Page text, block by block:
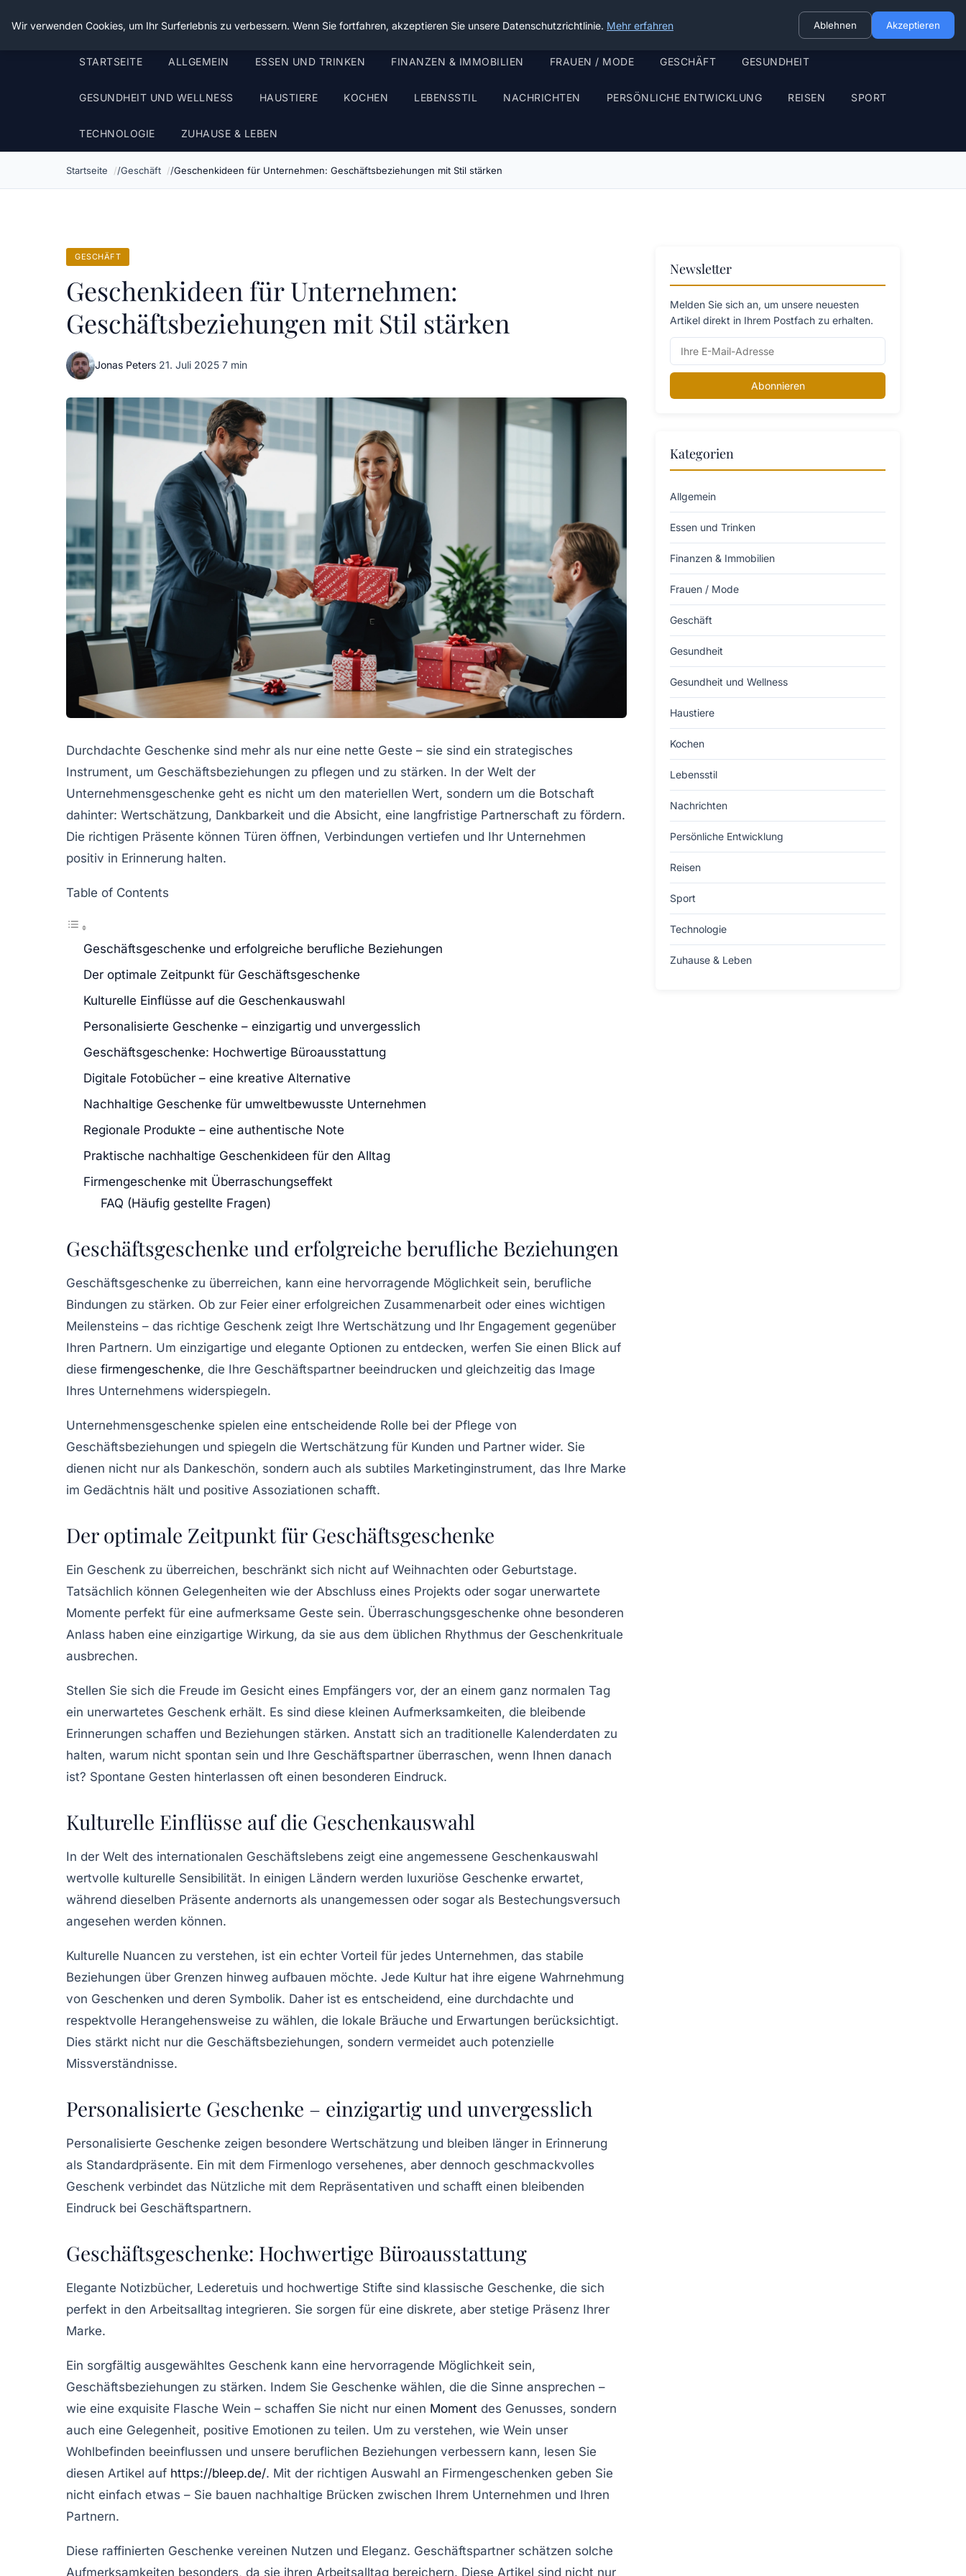
Die Schnitter
STARTSEITE ALLGEMEIN ESSEN UND TRINKEN FINANZEN & IMMOBILIEN FRAUEN / MODE GESCHÄFT GESUNDHEIT
GESUNDHEIT UND WELLNESS HAUSTIERE KOCHEN LEBENSSTIL NACHRICHTEN PERSÖNLICHE ENTWICKLUNG REISEN SPORT
TECHNOLOGIE ZUHAUSE & LEBEN
Startseite Geschäft Geschenkideen für Unternehmen: Geschäftsbeziehungen mit Stil stärken
GESCHÄFT
Geschenkideen für Unternehmen:
Geschäftsbeziehungen mit Stil stärken
Jonas Peters·21. Juli 2025·7 min
Durchdachte Geschenke sind mehr als nur eine nette Geste – sie sind ein strategisches
Instrument, um Geschäftsbeziehungen zu pflegen und zu stärken. In der Welt der
Unternehmensgeschenke geht es nicht um den materiellen Wert, sondern um die Botschaft
dahinter: Wertschätzung, Dankbarkeit und die Absicht, eine langfristige Partnerschaft zu fördern.
Die richtigen Präsente können Türen öffnen, Verbindungen vertiefen und Ihr Unternehmen
positiv in Erinnerung halten.
Table of Contents
Geschäftsgeschenke und erfolgreiche berufliche Beziehungen
Der optimale Zeitpunkt für Geschäftsgeschenke
Kulturelle Einflüsse auf die Geschenkauswahl
Personalisierte Geschenke – einzigartig und unvergesslich
Geschäftsgeschenke: Hochwertige Büroausstattung
Digitale Fotobücher – eine kreative Alternative
Nachhaltige Geschenke für umweltbewusste Unternehmen
Regionale Produkte – eine authentische Note
Praktische nachhaltige Geschenkideen für den Alltag
Firmengeschenke mit Überraschungseffekt
FAQ (Häufig gestellte Fragen)
Geschäftsgeschenke und erfolgreiche berufliche Beziehungen
Geschäftsgeschenke zu überreichen, kann eine hervorragende Möglichkeit sein, berufliche
Bindungen zu stärken. Ob zur Feier einer erfolgreichen Zusammenarbeit oder eines wichtigen
Meilensteins – das richtige Geschenk zeigt Ihre Wertschätzung und Ihr Engagement gegenüber
Ihren Partnern. Um einzigartige und elegante Optionen zu entdecken, werfen Sie einen Blick auf
diese firmengeschenke, die Ihre Geschäftspartner beeindrucken und gleichzeitig das Image
Ihres Unternehmens widerspiegeln.
Unternehmensgeschenke spielen eine entscheidende Rolle bei der Pflege von
Geschäftsbeziehungen und spiegeln die Wertschätzung für Kunden und Partner wider. Sie
dienen nicht nur als Dankeschön, sondern auch als subtiles Marketinginstrument, das Ihre Marke
im Gedächtnis hält und positive Assoziationen schafft.
Der optimale Zeitpunkt für Geschäftsgeschenke
Ein Geschenk zu überreichen, beschränkt sich nicht auf Weihnachten oder Geburtstage.
Tatsächlich können Gelegenheiten wie der Abschluss eines Projekts oder sogar unerwartete
Momente perfekt für eine aufmerksame Geste sein. Überraschungsgeschenke ohne besonderen
Anlass haben eine einzigartige Wirkung, da sie aus dem üblichen Rhythmus der Geschenkrituale
ausbrechen.
Stellen Sie sich die Freude im Gesicht eines Empfängers vor, der an einem ganz normalen Tag
ein unerwartetes Geschenk erhält. Es sind diese kleinen Aufmerksamkeiten, die bleibende
Erinnerungen schaffen und Beziehungen stärken. Anstatt sich an traditionelle Kalenderdaten zu
halten, warum nicht spontan sein und Ihre Geschäftspartner überraschen, wenn Ihnen danach
ist? Spontane Gesten hinterlassen oft einen besonderen Eindruck.
Kulturelle Einflüsse auf die Geschenkauswahl
In der Welt des internationalen Geschäftslebens zeigt eine angemessene Geschenkauswahl
wertvolle kulturelle Sensibilität. In einigen Ländern werden luxuriöse Geschenke erwartet,
während dieselben Präsente andernorts als unangemessen oder sogar als Bestechungsversuch
angesehen werden können.
Kulturelle Nuancen zu verstehen, ist ein echter Vorteil für jedes Unternehmen, das stabile
Beziehungen über Grenzen hinweg aufbauen möchte. Jede Kultur hat ihre eigene Wahrnehmung
von Geschenken und deren Symbolik. Daher ist es entscheidend, eine durchdachte und
respektvolle Herangehensweise zu wählen, die lokale Bräuche und Erwartungen berücksichtigt.
Dies stärkt nicht nur die Geschäftsbeziehungen, sondern vermeidet auch potenzielle
Missverständnisse.
Personalisierte Geschenke – einzigartig und unvergesslich
Personalisierte Geschenke zeigen besondere Wertschätzung und bleiben länger in Erinnerung
als Standardpräsente. Ein mit dem Firmenlogo versehenes, aber dennoch geschmackvolles
Geschenk verbindet das Nützliche mit dem Repräsentativen und schafft einen bleibenden
Eindruck bei Geschäftspartnern.
Geschäftsgeschenke: Hochwertige Büroausstattung
Elegante Notizbücher, Lederetuis und hochwertige Stifte sind klassische Geschenke, die sich
perfekt in den Arbeitsalltag integrieren. Sie sorgen für eine diskrete, aber stetige Präsenz Ihrer
Marke.
Ein sorgfältig ausgewähltes Geschenk kann eine hervorragende Möglichkeit sein,
Geschäftsbeziehungen zu stärken. Indem Sie Geschenke wählen, die die Sinne ansprechen –
wie eine exquisite Flasche Wein – schaffen Sie nicht nur einen Moment des Genusses, sondern
auch eine Gelegenheit, positive Emotionen zu teilen. Um zu verstehen, wie Wein unser
Wohlbefinden beeinflussen und unsere beruflichen Beziehungen verbessern kann, lesen Sie
diesen Artikel auf https://bleep.de/. Mit der richtigen Auswahl an Firmengeschenken geben Sie
nicht einfach etwas – Sie bauen nachhaltige Brücken zwischen Ihrem Unternehmen und Ihren
Partnern.
Diese raffinierten Geschenke vereinen Nutzen und Eleganz. Geschäftspartner schätzen solche
Aufmerksamkeiten besonders, da sie ihren Arbeitsalltag bereichern. Diese Artikel sind nicht nur
Newsletter
Melden Sie sich an, um unsere neuesten
Artikel direkt in Ihrem Postfach zu erhalten.
Abonnieren
Kategorien
Allgemein
Essen und Trinken
Finanzen & Immobilien
Frauen / Mode
Geschäft
Gesundheit
Gesundheit und Wellness
Haustiere
Kochen
Lebensstil
Nachrichten
Persönliche Entwicklung
Reisen
Sport
Technologie
Zuhause & Leben
Wir verwenden Cookies, um Ihr Surferlebnis zu verbessern. Wenn Sie fortfahren, akzeptieren Sie unsere Datenschutzrichtlinie. Mehr erfahren Ablehnen Akzeptieren